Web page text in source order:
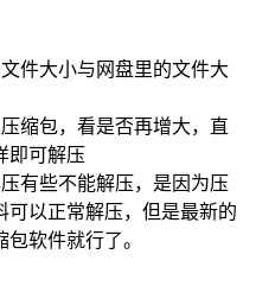
件大小与网盘里的文件大
缩包，看是否再增大，直
即可解压
有些不能解压，是因为压
可以正常解压，但是最新的
软件就行了。